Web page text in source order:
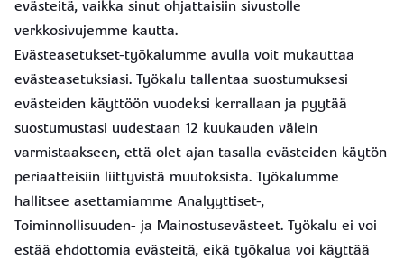
evästeitä, vaikka sinut ohjattaisiin sivustolle
verkkosivujemme kautta.
Evästeasetukset-työkalumme avulla voit mukauttaa
evästeasetuksiasi. Työkalu tallentaa suostumuksesi
evästeiden käyttöön vuodeksi kerrallaan ja pyytää
suostumustasi uudestaan 12 kuukauden välein
varmistaakseen, että olet ajan tasalla evästeiden käytön
periaatteisiin liittyvistä muutoksista. Työkalumme
hallitsee asettamiamme Analyyttiset-,
Toiminnollisuuden- ja Mainostusevästeet. Työkalu ei voi
estää ehdottomia evästeitä, eikä työkalua voi käyttää